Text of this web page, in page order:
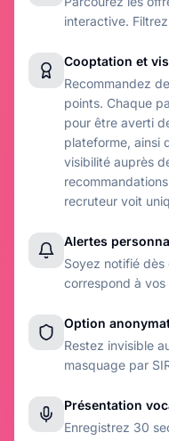
interactive.
Cooptation et
Recommandez
points. Chaque
pour être averti
plateforme, ainsi
visibilité auprès
recruteur voit
Alertes
Soyez notifié
correspond à vos
Option
Restez invisible
masquage par
Présentation
Enregistrez 30